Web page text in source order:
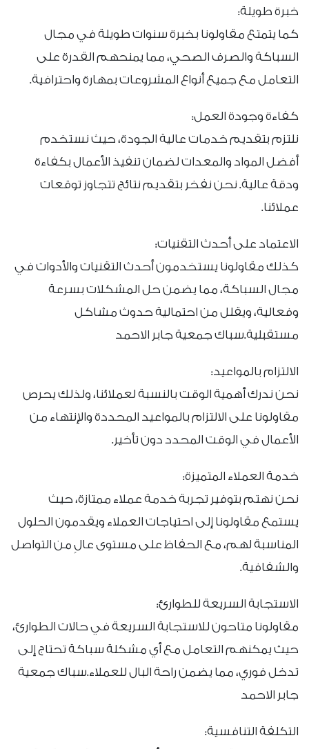
خبرة طويلة:
كما يتمتع مقاولونا بخبرة سنوات طويلة في مجال
السباكة والصرف الصحي، مما يمنحهم القدرة على
التعامل مع جميع أنواع المشروعات بمهارة واحترافية.
كفاءة وجودة العمل:
نلتزم بتقديم خدمات عالية الجودة، حيث نستخدم
أفضل المواد والمعدات لضمان تنفيذ الأعمال بكفاءة
ودقة عالية. نحن نفخر بتقديم نتائج تتجاوز توقعات
عملائنا.
الاعتماد على أحدث التقنيات:
كذلك مقاولونا يستخدمون أحدث التقنيات والأدوات في
مجال السباكة، مما يضمن حل المشكلات بسرعة
وفعالية، ويقلل من احتمالية حدوث مشاكل
مستقبلية.سباك جمعية جابر الاحمد
الالتزام بالمواعيد:
نحن ندرك أهمية الوقت بالنسبة لعملائنا، ولذلك يحرص
مقاولونا على الالتزام بالمواعيد المحددة والإنتهاء من
الأعمال في الوقت المحدد دون تأخير.
خدمة العملاء المتميزة:
نحن نهتم بتوفير تجربة خدمة عملاء ممتازة، حيث
يستمع مقاولونا إلى احتياجات العملاء ويقدمون الحلول
المناسبة لهم، مع الحفاظ على مستوى عالٍ من التواصل
والشفافية.
الاستجابة السريعة للطوارئ:
مقاولونا متاحون للاستجابة السريعة في حالات الطوارئ،
حيث يمكنهم التعامل مع أي مشكلة سباكة تحتاج إلى
تدخل فوري، مما يضمن راحة البال للعملاء.سباك جمعية
جابر الاحمد
التكلفة التنافسية: